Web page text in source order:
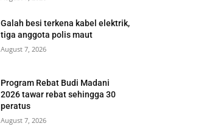
Galah besi terkena kabel elektrik,
tiga anggota polis maut
August 7, 2026
Program Rebat Budi Madani
2026 tawar rebat sehingga 30
peratus
August 7, 2026